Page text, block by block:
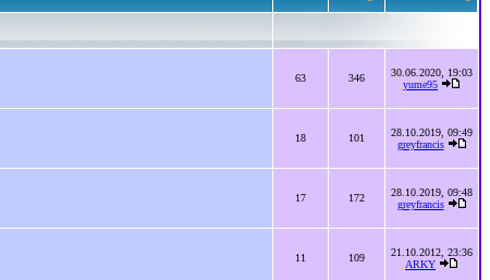
63 346
30.06.2020, 19:03
yume95
18 101
28.10.2019, 09:49
greyfrancis
17 172
28.10.2019, 09:48
greyfrancis
11 109
21.10.2012, 23:36
ARKY